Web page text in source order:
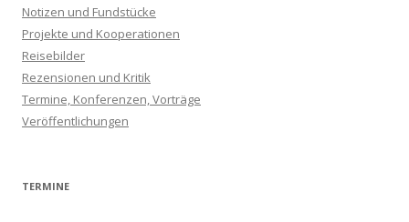
Notizen und Fundstücke
Projekte und Kooperationen
Reisebilder
Rezensionen und Kritik
Termine, Konferenzen, Vorträge
Veröffentlichungen
TERMINE